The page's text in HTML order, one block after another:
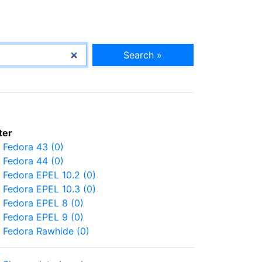
Search »
Fedora 43 (0)
Fedora 44 (0)
Fedora EPEL 10.2 (0)
Fedora EPEL 10.3 (0)
Fedora EPEL 8 (0)
Fedora EPEL 9 (0)
Fedora Rawhide (0)